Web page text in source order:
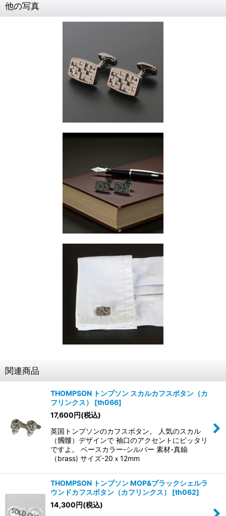
他の写真
関連商品
THOMPSON トンプソン スカルカフスボタン（カ
フリンクス）
[th066]
17,600円(税込)
英国トンプソンのカフスボタン。 人気のスカル
（髑髏）デザインで 袖口のアクセントにピッタリ
ですよ。 ベースカラー-シルバー 素材-真鍮
（brass) サイズ-20ｘ12mm
THOMPSON トンプソン MOP&ブラックシェルラ
ウンドカフスボタン（カフリンクス）
[th062]
14,300円(税込)